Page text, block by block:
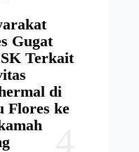
Gugat
Terkait
di
Flores ke